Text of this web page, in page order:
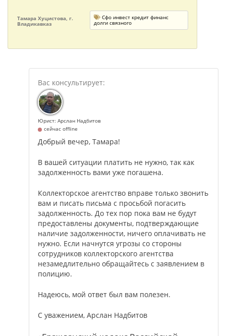
Тамара Хуцистова, г.
Владикавказ
Сфо инвест кредит финанс
долги связного
Юрист: Арслан Надбитов
сейчас offline
Добрый вечер, Тамара!
В вашей ситуации платить не нужно, так как
задолженность вами уже погашена.
Коллекторское агентство вправе только звонить
вам и писать письма с просьбой погасить
задолженность. До тех пор пока вам не будут
предоставлены документы, подтверждающие
наличие задолженности, ничего оплачивать не
нужно. Если начнутся угрозы со стороны
сотрудников коллекторского агентства
незамедлительно обращайтесь с заявлением в
полицию.
Надеюсь, мой ответ был вам полезен.
С уважением, Арслан Надбитов